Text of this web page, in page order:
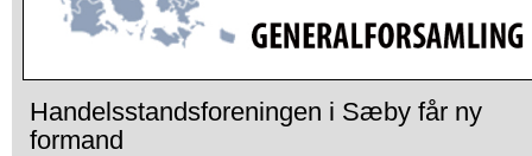
Handelsstandsforeningen i Sæby får ny
formand